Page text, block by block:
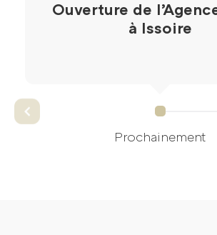
Ouverture de
à Issoire
Prochainement